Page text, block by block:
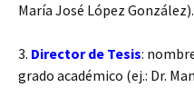
María José López González).
3. Director de Tesis:
grado académico (ej.: Dr.